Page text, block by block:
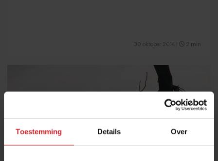
Toestemming Details Over
30 oktober 2014 2 min